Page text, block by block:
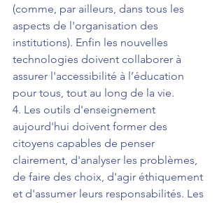
(comme, par ailleurs, dans tous les
aspects de l'organisation des
institutions). Enfin les nouvelles
technologies doivent collaborer à
assurer l'accessibilité à l’éducation
pour tous, tout au long de la vie.
4. Les outils d'enseignement
aujourd'hui doivent former des
citoyens capables de penser
clairement, d'analyser les problèmes,
de faire des choix, d'agir éthiquement
et d'assumer leurs responsabilités. Les